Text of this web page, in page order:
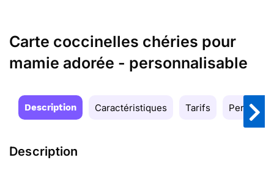
Carte coccinelles chéries pour
mamie adorée - personnalisable
Description Caractéristiques Tarifs
Description